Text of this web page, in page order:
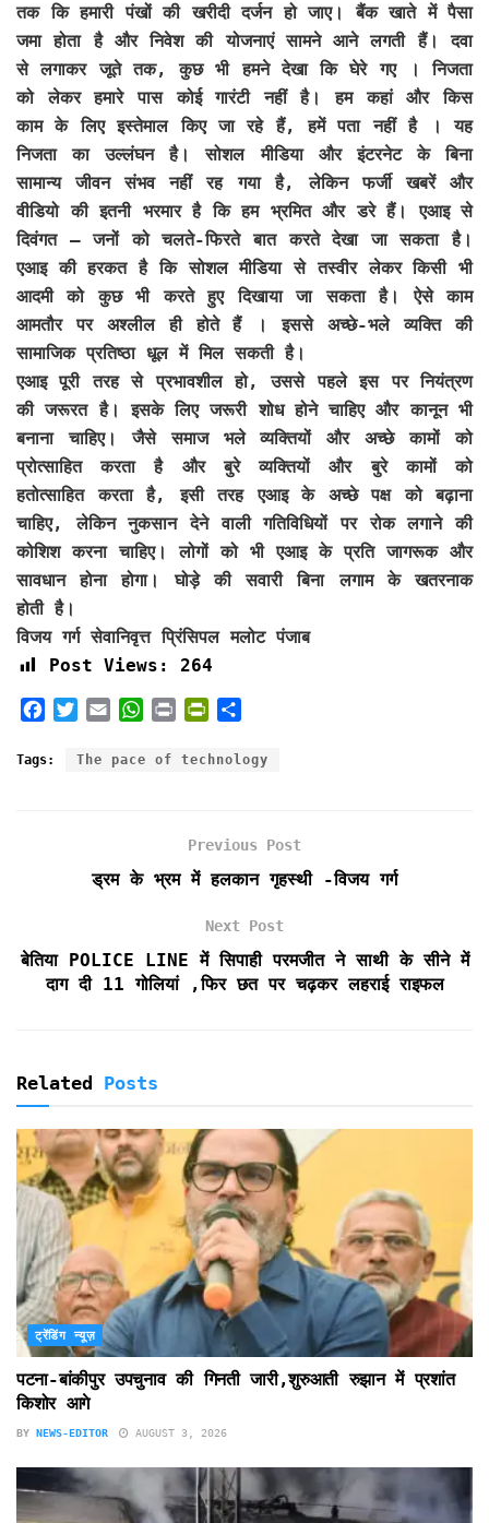
तक कि हमारी पंखों की खरीदी दर्जन हो जाए। बैंक खाते में पैसा
जमा होता है और निवेश की योजनाएं सामने आने लगती हैं। दवा
से लगाकर जूते तक, कुछ भी हमने देखा कि घेरे गए । निजता
को लेकर हमारे पास कोई गारंटी नहीं है। हम कहां और किस
काम के लिए इस्तेमाल किए जा रहे हैं, हमें पता नहीं है । यह
निजता का उल्लंघन है। सोशल मीडिया और इंटरनेट के बिना
सामान्य जीवन संभव नहीं रह गया है, लेकिन फर्जी खबरें और
वीडियो की इतनी भरमार है कि हम भ्रमित और डरे हैं। एआइ से
दिवंगत – जनों को चलते-फिरते बात करते देखा जा सकता है।
एआइ की हरकत है कि सोशल मीडिया से तस्वीर लेकर किसी भी
आदमी को कुछ भी करते हुए दिखाया जा सकता है। ऐसे काम
आमतौर पर अश्लील ही होते हैं । इससे अच्छे-भले व्यक्ति की
सामाजिक प्रतिष्ठा धूल में मिल सकती है।
एआइ पूरी तरह से प्रभावशील हो, उससे पहले इस पर नियंत्रण
की जरूरत है। इसके लिए जरूरी शोध होने चाहिए और कानून भी
बनाना चाहिए। जैसे समाज भले व्यक्तियों और अच्छे कामों को
प्रोत्साहित करता है और बुरे व्यक्तियों और बुरे कामों को
हतोत्साहित करता है, इसी तरह एआइ के अच्छे पक्ष को बढ़ाना
चाहिए, लेकिन नुकसान देने वाली गतिविधियों पर रोक लगाने की
कोशिश करना चाहिए। लोगों को भी एआइ के प्रति जागरूक और
सावधान होना होगा। घोड़े की सवारी बिना लगाम के खतरनाक
होती है।
विजय गर्ग सेवानिवृत्त प्रिंसिपल मलोट पंजाब
Post Views:
264
c
i
a
a
p
i
i
r
i
n
d
l
a
Tags: The pace of technology
Previous Post
ड्रम के भ्रम में हलकान गृहस्थी -विजय गर्ग
Next Post
बेतिया POLICE LINE में सिपाही परमजीत ने साथी के सीने में
दाग दी 11 गोलियां ,फिर छत पर चढ़कर लहराई राइफल
Related Posts
ट्रेंडिंग न्यूज़
पटना-बांकीपुर उपचुनाव की गिनती जारी,शुरुआती रुझान में प्रशांत
किशोर आगे
BY NEWS-EDITOR AUGUST 3, 2026